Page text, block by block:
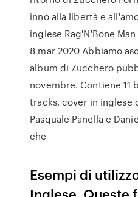
inno alla libertà e
inglese Rag'N'Bone
8 mar 2020 Abbiamo
album di Zucchero
novembre. Contiene
tracks, cover in inglese
Pasquale Panella e
che
Esempi di